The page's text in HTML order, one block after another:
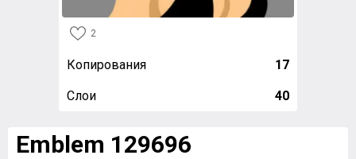
2
Копирования 17
Слои 40
Emblem 129696